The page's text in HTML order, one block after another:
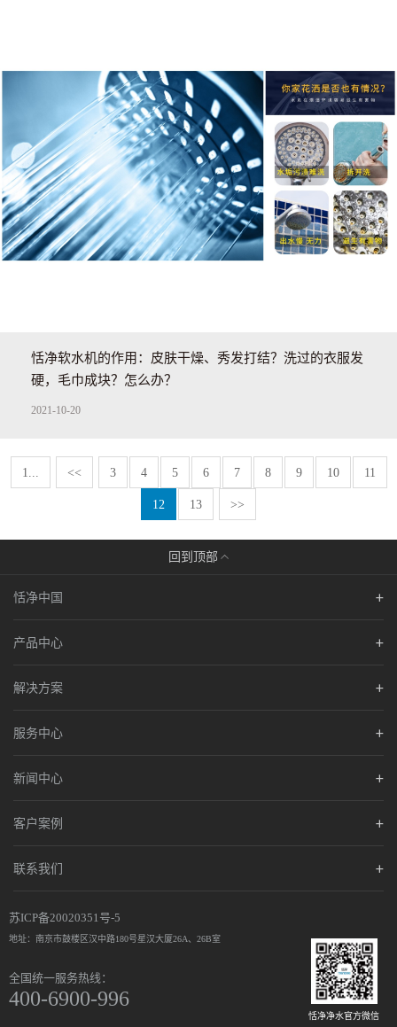
恬净软水机的作用：皮肤干燥、秀发打结？洗过的衣服发
硬，毛巾成块？怎么办？
2021-10-20
1... << 3 4 5 6 7 8 9 10 11
12 13 >>
回到顶部
恬净中国
产品中心
解决方案
服务中心
新闻中心
客户案例
联系我们
苏ICP备20020351号-5
地址：南京市鼓楼区汉中路180号星汉大厦26A、26B室
恬净净水官方微信
全国统一服务热线：
400-6900-996